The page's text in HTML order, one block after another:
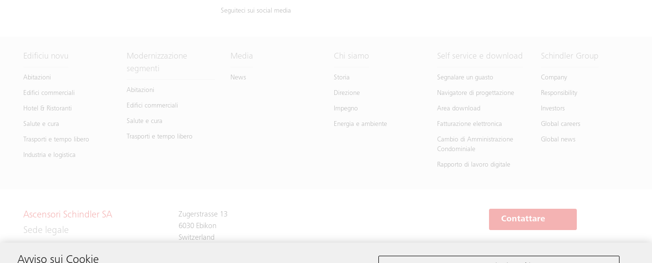
Seguiteci sui social media
Edificiu novu
Abitazioni
Edifici commerciali
Hotel & Ristoranti
Salute e cura
Trasporti e tempo libero
Industria e logistica
Modernizzazione
segmenti
Abitazioni
Edifici commerciali
Salute e cura
Trasporti e tempo libero
Media
News
Chi siamo
Storia
Direzione
Impegno
Energia e ambiente
Self service e download
Segnalare un guasto
Navigatore di progettazione
Area download
Fatturazione elettronica
Cambio di Amministrazione
Condominiale
Rapporto di lavoro digitale
Schindler Group
Company
Responsibility
Investors
Global careers
Global news
Ascensori Schindler SA
Sede legale
Zugerstrasse 13
6030 Ebikon
Switzerland
Contattare
Avviso sui Cookie